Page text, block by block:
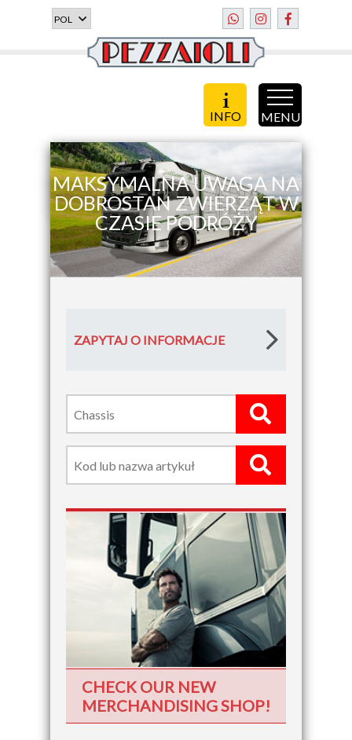
MENU
INFO
MAKSYMALNA UWAGA NA
DOBROSTAN ZWIERZĄT W
CZASIE PODRÓŻY
ZAPYTAJ O INFORMACJE
CHECK OUR NEW
MERCHANDISING SHOP!